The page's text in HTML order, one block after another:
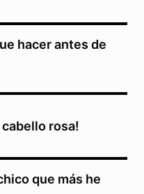
hacer antes de
rosa!
que más he